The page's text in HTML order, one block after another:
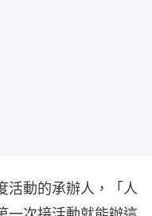
活動的承辦人，「人